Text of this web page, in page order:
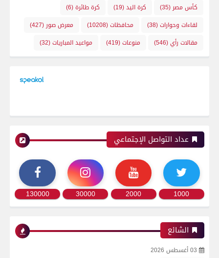
كأس مصر (35) كرة اليد(19) كرة طائرة(6)
لقاءات وحوارات(38) محافظات(10208) معرض صور (427)
مقالات رأي(546) منوعات(419) مواعيد المباريات(32)
عداد التواصل الإجتماعي
1000
2000
30000
130000
الشائع
03 أغسطس 2026